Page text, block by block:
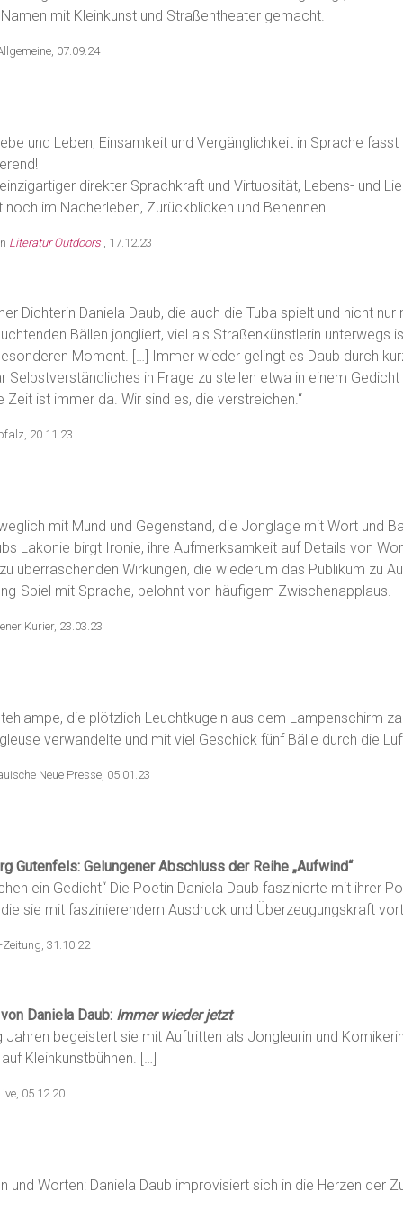
mit Kleinkunst und Straßentheater gemacht.
07.09.24
und Leben, Einsamkeit und Vergänglichkeit in Sprache
direkter Sprachkraft und Virtuosität, Lebens- und
noch im Nacherleben, Zurückblicken und Benennen.
Literatur Outdoors , 17.12.23
Dichterin Daniela Daub, die auch die Tuba spielt und nicht nur
Bällen jongliert, viel als Straßenkünstlerin unterwegs
Moment. […] Immer wieder gelingt es Daub durch
Selbstverständliches in Frage zu stellen etwa in einem Gedicht
Zeit ist immer da. Wir sind es, die verstreichen.“
20.11.23
mit Mund und Gegenstand, die Jonglage mit Wort und
Lakonie birgt Ironie, ihre Aufmerksamkeit auf Details von
überraschenden Wirkungen, die wiederum das Publikum zu
Spiel mit Sprache, belohnt von häufigem Zwischenapplaus.
Kurier, 23.03.23
die plötzlich Leuchtkugeln aus dem Lampenschirm
verwandelte und mit viel Geschick fünf Bälle durch die
Neue Presse, 05.01.23
Gutenfels: Gelungener Abschluss der Reihe „Aufwind“
ein Gedicht“ Die Poetin Daniela Daub faszinierte mit ihrer
sie mit faszinierendem Ausdruck und Überzeugungskraft
31.10.22
Daniela Daub: Immer wieder jetzt
Jahren begeistert sie mit Auftritten als Jongleurin und
Kleinkunstbühnen. […]
05.12.20
und Worten: Daniela Daub improvisiert sich in die Herzen der